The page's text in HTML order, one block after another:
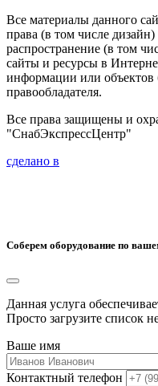
Все материалы данного
права (в том числе
распространение (в том
сайты и ресурсы в
информации или объектов
правообладателя.
Все права защищены и
"СнабЭкспрессЦентр"
сделано в
Соберем оборудование по
Данная услуга
Просто загрузите список
Ваше имя
Контактный телефон